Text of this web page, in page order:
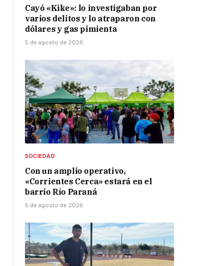
Cayó «Kike»: lo investigaban por
varios delitos y lo atraparon con
dólares y gas pimienta
5 de agosto de 2026
SOCIEDAD
Con un amplio operativo,
«Corrientes Cerca» estará en el
barrio Río Paraná
5 de agosto de 2026